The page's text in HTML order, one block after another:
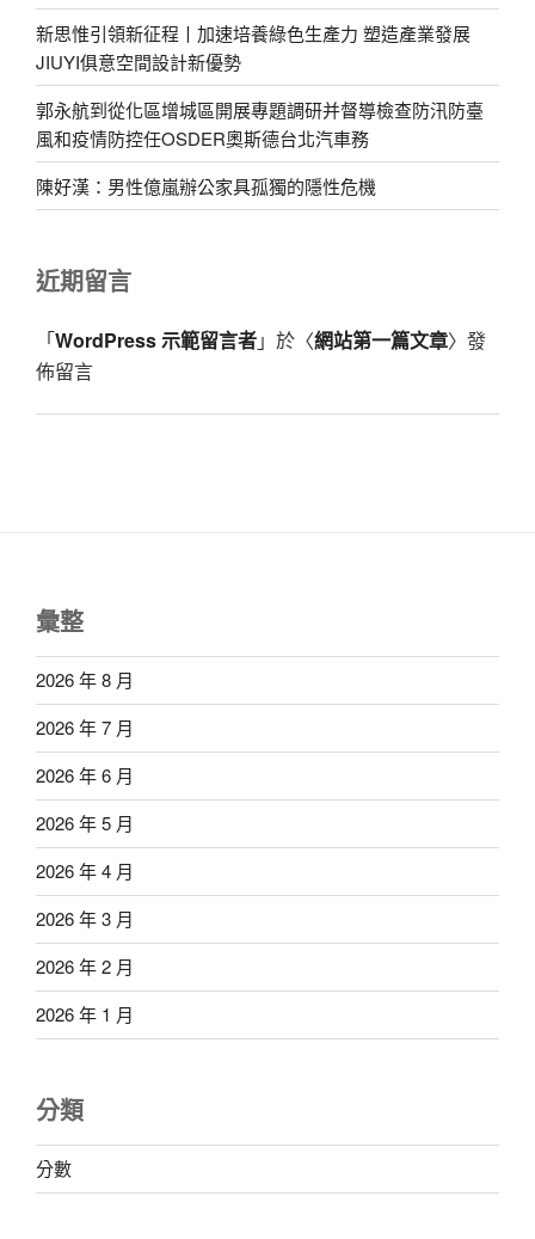
新思惟引領新征程丨加速培養綠色生產力 塑造產業發展
JIUYI俱意空間設計新優勢
郭永航到從化區增城區開展專題調研并督導檢查防汛防臺
風和疫情防控任OSDER奧斯德台北汽車務
陳好漢：男性億嵐辦公家具孤獨的隱性危機
近期留言
「WordPress 示範留言者」於〈網站第一篇文章〉發
佈留言
彙整
2026 年 8 月
2026 年 7 月
2026 年 6 月
2026 年 5 月
2026 年 4 月
2026 年 3 月
2026 年 2 月
2026 年 1 月
分類
分數